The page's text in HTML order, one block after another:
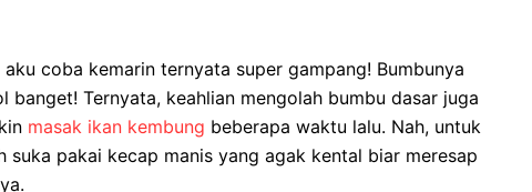
coba kemarin ternyata super gampang! Bumbunya
banget! Ternyata, keahlian mengolah bumbu dasar juga
masak ikan kembung beberapa waktu lalu. Nah, untuk
suka pakai kecap manis yang agak kental biar meresap